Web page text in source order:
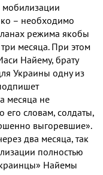
– необходимо
режима якобы
месяца. При этом
Найему, брату
Украины одну из
месяца не
его словам, солдаты,
выгоревшие».
два месяца, так
полностью
Найемы